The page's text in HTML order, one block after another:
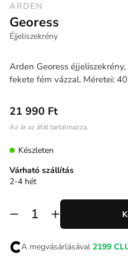
ARDEN
Georess
Éjjeliszekrény
Arden Georess
fekete fém vázzal. Méretei:
21 990 Ft
Az ár az áfát tartalmazza.
Készleten
Várható szállítás
2-4 hét
A megvásárlásával 2199